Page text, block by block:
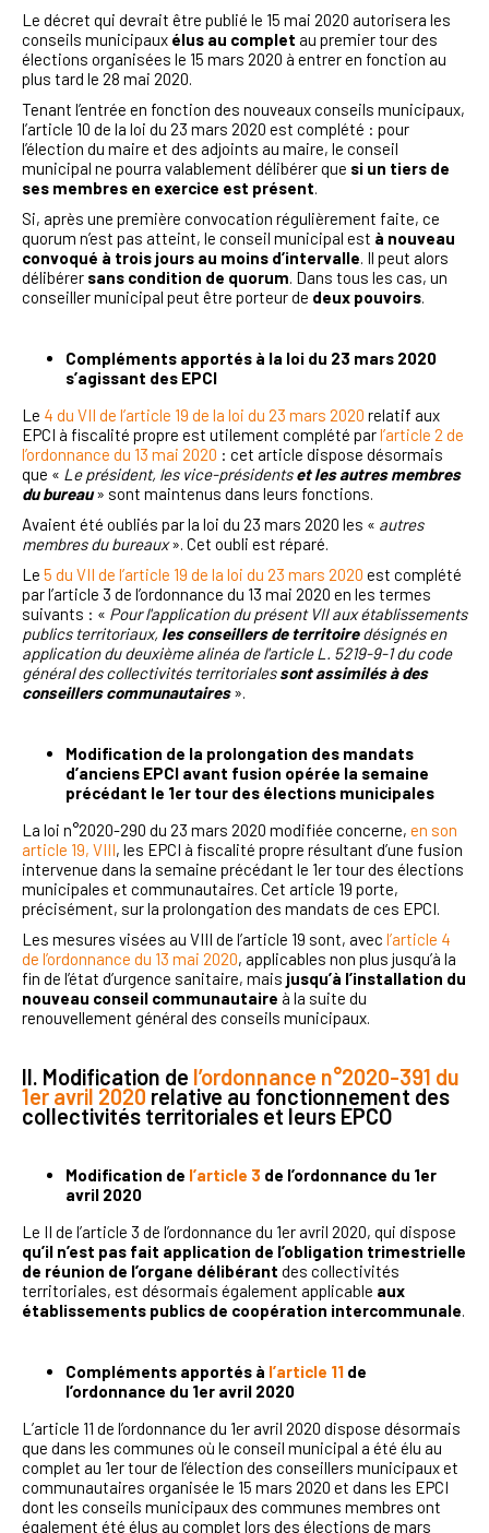
Le décret qui devrait être publié le 15 mai 2020 autorisera les
conseils municipaux élus au complet au premier tour des
élections organisées le 15 mars 2020 à entrer en fonction au
plus tard le 28 mai 2020.
Tenant l’entrée en fonction des nouveaux conseils municipaux,
l’article 10 de la loi du 23 mars 2020 est complété : pour
l’élection du maire et des adjoints au maire, le conseil
municipal ne pourra valablement délibérer que si un tiers de
ses membres en exercice est présent.
Si, après une première convocation régulièrement faite, ce
quorum n’est pas atteint, le conseil municipal est à nouveau
convoqué à trois jours au moins d’intervalle. Il peut alors
délibérer sans condition de quorum. Dans tous les cas, un
conseiller municipal peut être porteur de deux pouvoirs.
Compléments apportés à la loi du 23 mars 2020
s’agissant des EPCI
Le 4 du VII de l’article 19 de la loi du 23 mars 2020 relatif aux
EPCI à fiscalité propre est utilement complété parl’article 2 de
l’ordonnance du 13 mai 2020 : cet article dispose désormais
que « Le président, les vice-présidentset les autres membres
du bureau» sont maintenus dans leurs fonctions.
Avaient été oubliés par la loi du 23 mars 2020 les « autres
membres du bureaux». Cet oubli est réparé.
Le 5 du VII de l’article 19 de la loi du 23 mars 2020 est complété
par l’article 3 de l’ordonnance du 13 mai 2020 en les termes
suivants : « Pour l'application du présent VII aux établissements
publics territoriaux, les conseillers de territoiredésignés en
application du deuxième alinéa de l'article L. 5219-9-1 du code
général des collectivités territorialessont assimilés à des
conseillers communautaires».
Modification de la prolongation des mandats
d’anciens EPCI avant fusion opérée la semaine
précédant le 1er tour des élections municipales
La loi n°2020-290 du 23 mars 2020 modifiée concerne, en son
article 19, VIII, les EPCI à fiscalité propre résultant d’une fusion
intervenue dans la semaine précédant le 1er tour des élections
municipales et communautaires. Cet article 19 porte,
précisément, sur la prolongation des mandats de ces EPCI.
Les mesures visées au VIII de l’article 19 sont, avec l’article 4
de l’ordonnance du 13 mai 2020, applicables non plus jusqu’à la
fin de l’état d’urgence sanitaire, mais jusqu’à l’installation du
nouveau conseil communautaire à la suite du
renouvellement général des conseils municipaux.
II. Modification de l’ordonnance n°2020-391 du
1er avril 2020 relative au fonctionnement des
collectivités territoriales et leurs EPCO
Modification de l’article 3 de l’ordonnance du 1er
avril 2020
Le II de l’article 3 de l’ordonnance du 1er avril 2020, qui dispose
qu’il n’est pas fait application de l’obligation trimestrielle
de réunion de l’organe délibérant des collectivités
territoriales, est désormais également applicable aux
établissements publics de coopération intercommunale.
Compléments apportés à l’article 11 de
l’ordonnance du 1er avril 2020
L’article 11 de l’ordonnance du 1er avril 2020 dispose désormais
que dans les communes où le conseil municipal a été élu au
complet au 1er tour de l’élection des conseillers municipaux et
communautaires organisée le 15 mars 2020 et dans les EPCI
dont les conseils municipaux des communes membres ont
également été élus au complet lors des élections de mars